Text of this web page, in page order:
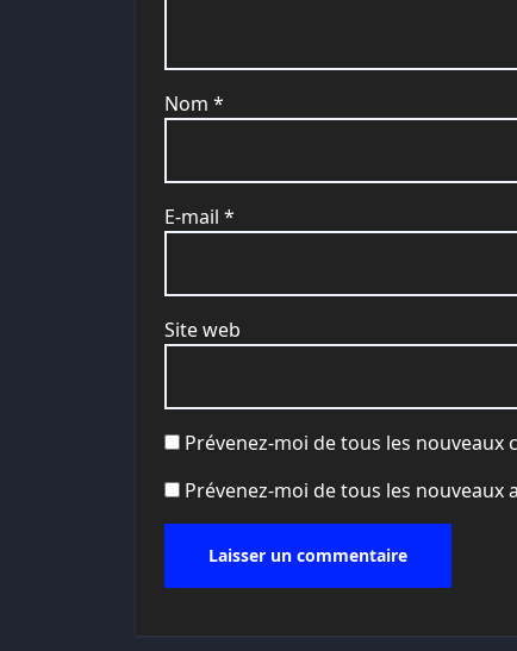
Nom *
E-mail *
Site web
Prévenez-moi de tous les nouveaux
Prévenez-moi de tous les nouveaux